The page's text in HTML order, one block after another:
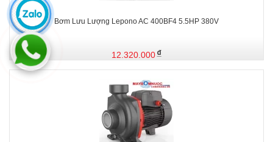
Bơm Lưu Lượng Lepono AC 400BF4 5.5HP 380V
12.320.000